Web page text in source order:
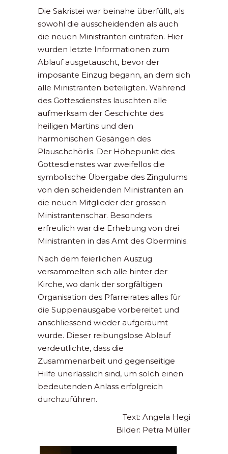
Die Sakristei war beinahe überfüllt, als
sowohl die ausscheidenden als auch
die neuen Ministranten eintrafen. Hier
wurden letzte Informationen zum
Ablauf ausgetauscht, bevor der
imposante Einzug begann, an dem sich
alle Ministranten beteiligten. Während
des Gottesdienstes lauschten alle
aufmerksam der Geschichte des
heiligen Martins und den
harmonischen Gesängen des
Plauschchörlis. Der Höhepunkt des
Gottesdienstes war zweifellos die
symbolische Übergabe des Zingulums
von den scheidenden Ministranten an
die neuen Mitglieder der grossen
Ministrantenschar. Besonders
erfreulich war die Erhebung von drei
Ministranten in das Amt des Oberminis.
Nach dem feierlichen Auszug
versammelten sich alle hinter der
Kirche, wo dank der sorgfältigen
Organisation des Pfarreirates alles für
die Suppenausgabe vorbereitet und
anschliessend wieder aufgeräumt
wurde. Dieser reibungslose Ablauf
verdeutlichte, dass die
Zusammenarbeit und gegenseitige
Hilfe unerlässlich sind, um solch einen
bedeutenden Anlass erfolgreich
durchzuführen.
Text: Angela Hegi
Bilder: Petra Müller